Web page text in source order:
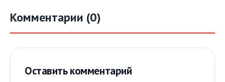
Комментарии (0)
Оставить комментарий